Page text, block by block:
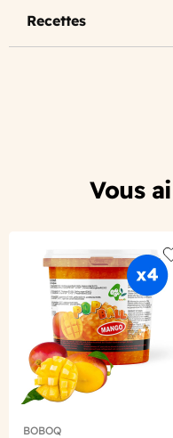
Recettes
Vous
BOBOQ